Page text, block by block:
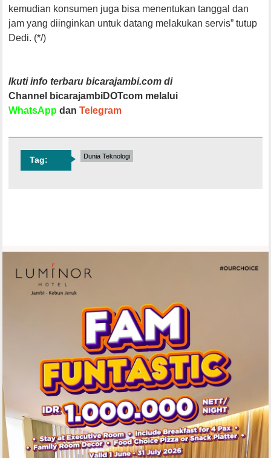
kemudian konsumen juga bisa menentukan tanggal dan
jam yang diinginkan untuk datang melakukan servis” tutup
Dedi. (*/)
Ikuti info terbaru bicarajambi.com di
Channel bicarajambiDOTcom melalui
WhatsApp danTelegram
Tag: Dunia Teknologi